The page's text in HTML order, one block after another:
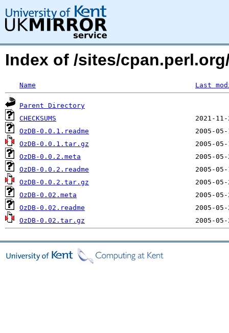
Index of /sites/
Name Last
Parent Directory
CHECKSUMS
OzDB-0.0.1.readme
OzDB-0.0.1.tar.gz
OzDB-0.0.2.meta
OzDB-0.0.2.readme
OzDB-0.0.2.tar.gz
OzDB-0.02.meta
OzDB-0.02.readme
OzDB-0.02.tar.gz